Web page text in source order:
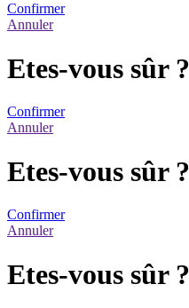
Confirmer
Annuler
Etes-vous sûr ?
Confirmer
Annuler
Etes-vous sûr ?
Confirmer
Annuler
Etes-vous sûr ?